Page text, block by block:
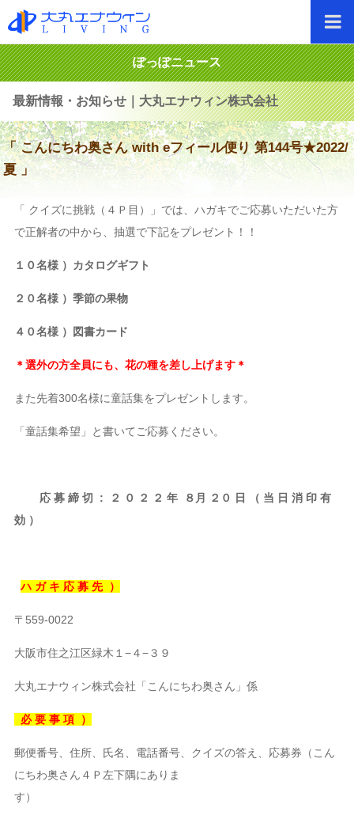
ぽっぽニュース
最新情報・お知らせ｜大丸エナウィン株式会社
「 こんにちわ奥さん with eフィール便り 第144号★2022/
夏 」
「 クイズに挑戦（４Ｐ目）」では、ハガキでご応募いただいた方
で正解者の中から、抽選で下記をプレゼント！！
１０名様 ）カタログギフト
２０名様 ）季節の果物
４０名様 ）図書カード
＊選外の方全員にも、花の種を差し上げます＊
また先着300名様に童話集をプレゼントします。
「童話集希望」と書いてご応募ください。
応 募 締 切 : ２ ０ ２ ２ 年 ８月 ２０ 日 （ 当 日 消 印 有
効 ）
ハ ガ キ 応 募 先 ）
〒559-0022
大阪市住之江区緑木１−４−３９
大丸エナウィン株式会社「こんにちわ奥さん」係
必 要 事 項 ）
郵便番号、住所、氏名、電話番号、クイズの答え、応募券（こん
にちわ奥さん４Ｐ左下隅にありま
す）